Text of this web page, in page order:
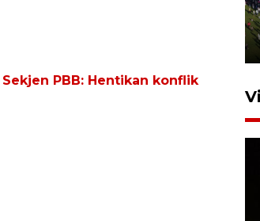
Sekjen PBB: Hentikan konflik